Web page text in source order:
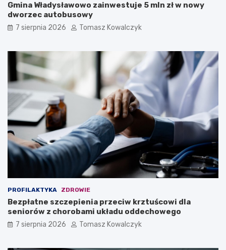
Gmina Władysławowo zainwestuje 5 mln zł w nowy
dworzec autobusowy
7 sierpnia 2026 Tomasz Kowalczyk
PROFILAKTYKA ZDROWIE
Bezpłatne szczepienia przeciw krztuścowi dla
seniorów z chorobami układu oddechowego
7 sierpnia 2026 Tomasz Kowalczyk